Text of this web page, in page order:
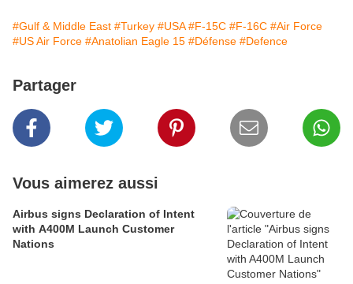
#Gulf & Middle East #Turkey #USA #F-15C #F-16C #Air Force
#US Air Force #Anatolian Eagle 15 #Défense #Defence
Partager
Vous aimerez aussi
Airbus signs Declaration of Intent
with A400M Launch Customer
Nations